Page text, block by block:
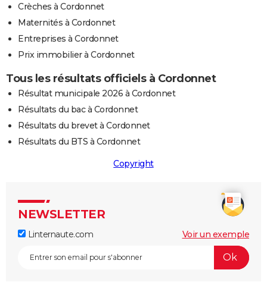
Crèches à Cordonnet
Maternités à Cordonnet
Entreprises à Cordonnet
Prix immobilier à Cordonnet
Tous les résultats officiels à Cordonnet
Résultat municipale 2026 à Cordonnet
Résultats du bac à Cordonnet
Résultats du brevet à Cordonnet
Résultats du BTS à Cordonnet
Copyright
NEWSLETTER
Linternaute.com Voir un exemple